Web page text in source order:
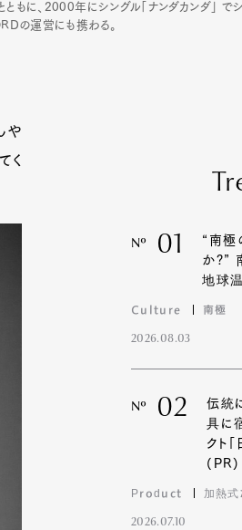
、2000年にシングル「ナンダカンダ」 でシ
の運営にも携わる。
や
く
Nº 01
“南極
か?”
地球
Culture 南極
2026.08.03
Nº 02
伝統
具に
クト
(PR)
Product 加熱式
2026.07.10